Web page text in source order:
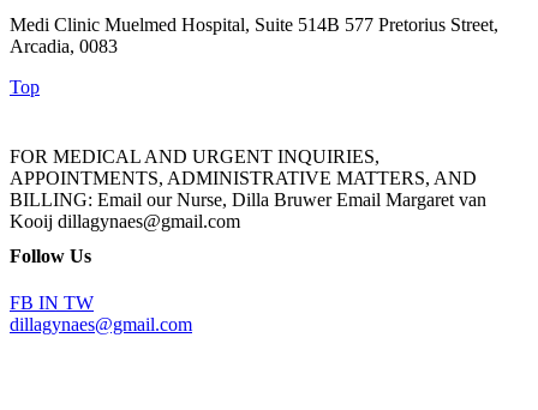
Medi Clinic Muelmed Hospital, Suite 514B 577 Pretorius Street,
Arcadia, 0083
Top
FOR MEDICAL AND URGENT INQUIRIES,
APPOINTMENTS, ADMINISTRATIVE MATTERS, AND
BILLING: Email our Nurse, Dilla Bruwer Email Margaret van
Kooij dillagynaes@gmail.com
Follow Us
FB IN TW
dillagynaes@gmail.com